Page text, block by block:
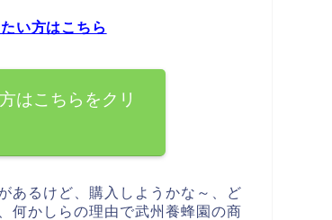
い方はこちら
はこちらをクリ
あるけど、購入しようかな～、ど
何かしらの理由で武州養蜂園の商